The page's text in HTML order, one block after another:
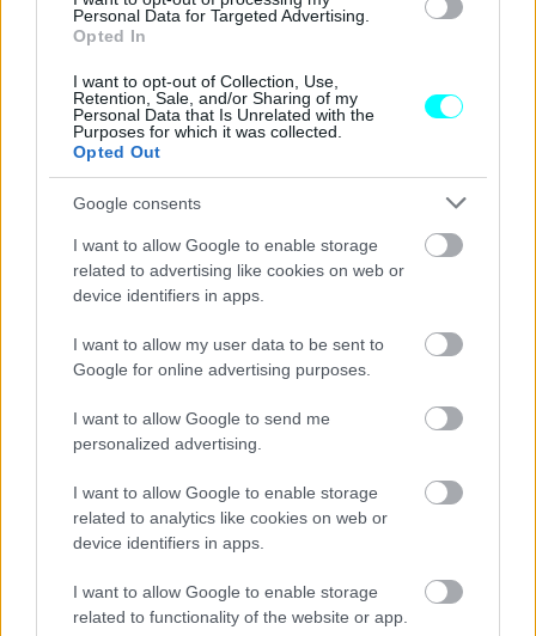
Personal Data for Targeted Advertising.
Opted In
I want to opt-out of Collection, Use,
Retention, Sale, and/or Sharing of my
Personal Data that Is Unrelated with the
Purposes for which it was collected.
Opted Out
Google consents
I want to allow Google to enable storage
related to advertising like cookies on web or
device identifiers in apps.
I want to allow my user data to be sent to
Google for online advertising purposes.
I want to allow Google to send me
personalized advertising.
I want to allow Google to enable storage
related to analytics like cookies on web or
device identifiers in apps.
I want to allow Google to enable storage
related to functionality of the website or app.